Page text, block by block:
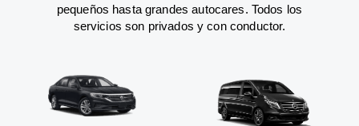
pequeños hasta grandes autocares. Todos los
servicios son privados y con conductor.